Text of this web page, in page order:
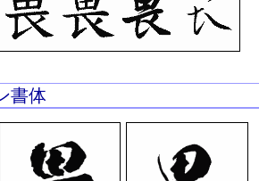
書体